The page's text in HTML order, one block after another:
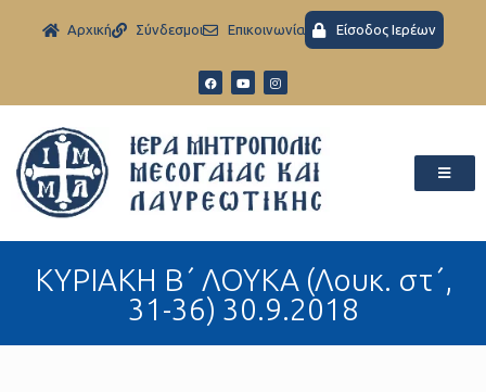
Aρχική Σύνδεσμοι Eπικοινωνία Είσοδος Ιερέων
ΚΥΡΙΑΚΗ Β΄ ΛΟΥΚΑ (Λουκ. στ΄,
31-36) 30.9.2018